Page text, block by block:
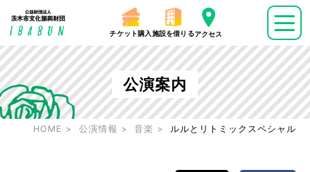
チケット購入 施設を借りるアクセス
公演案内
HOME 公演情報 音楽 ルルとリトミックスペシャル